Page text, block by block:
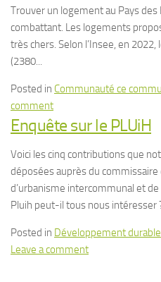
Trouver un logement au Pays
combattant. Les logements
très chers. Selon l’Insee, en
(2380...
Posted in Communauté ce
comment
Enquête sur le PLUiH
Voici les cinq contributions que
déposées auprès du commissaire
d’urbanisme intercommunal et
Pluih peut-il tous nous intéresser
Posted in Développement durable
Leave a comment